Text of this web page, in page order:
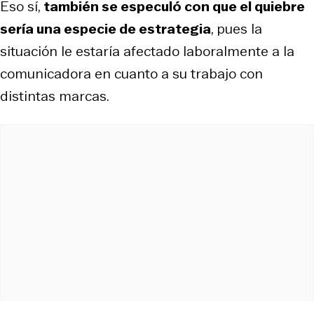
Eso sí, también se especuló con que el quiebre
sería una especie de estrategia, pues la
situación le estaría afectado laboralmente a la
comunicadora en cuanto a su trabajo con
distintas marcas.